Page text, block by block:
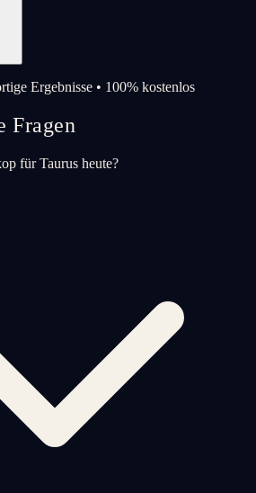
Ergebnisse • 100% kostenlos
Fragen
für Taurus heute?